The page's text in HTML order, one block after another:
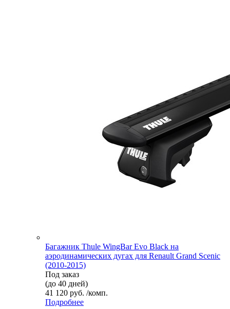
Багажник Thule WingBar Evo Black на
аэродинамических дугах для Renault Grand Scenic
(2010-2015)
Под заказ
(до 40 дней)
41 120 руб. /комп.
Подробнее